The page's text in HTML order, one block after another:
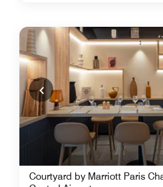
Courtyard by Marriott Paris